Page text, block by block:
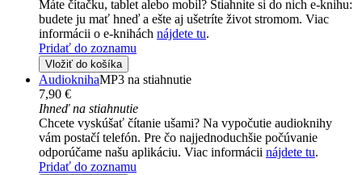
Máte čítačku, tablet alebo mobil? Stiahnite si do nich e-knihu:
budete ju mať hneď a ešte aj ušetríte život stromom. Viac
informácii o e-knihách nájdete tu.
Pridať do zoznamu
Vložiť do košíka
AudioknihaMP3 na stiahnutie
7,90 €
Ihneď na stiahnutie
Chcete vyskúšať čítanie ušami? Na vypočutie audioknihy
vám postačí telefón. Pre čo najjednoduchšie počúvanie
odporúčame našu aplikáciu. Viac informácii nájdete tu.
Pridať do zoznamu